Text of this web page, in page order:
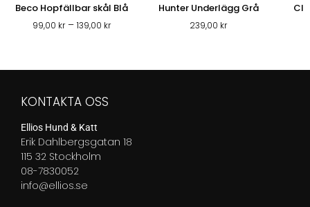
Beco Hopfällbar skål Blå
99,00 kr – 139,00 krPrisintervall:
139,00 kr
Hunter Underlägg Grå
239,00 kr
KONTAKTA OSS
Ellios Hund & Katt
Erik Dahlbergsgatan 18
115 32 Stockholm
08-7830052
info@ellios.se